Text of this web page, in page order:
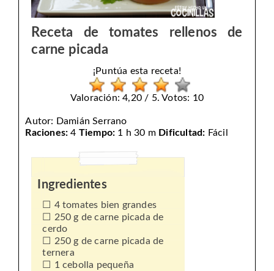
Receta de tomates rellenos de
carne picada
¡Puntúa esta receta!
Valoración: 4,20 / 5. Votos: 10
Autor: Damián Serrano
Raciones: 4 Tiempo: 1 h 30 m Dificultad: Fácil
Ingredientes
4 tomates bien grandes
250 g de carne picada de
cerdo
250 g de carne picada de
ternera
1 cebolla pequeña